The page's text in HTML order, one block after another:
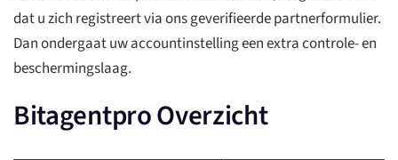
dat u zich registreert via ons geverifieerde partnerformulier.
Dan ondergaat uw accountinstelling een extra controle- en
beschermingslaag.
Bitagentpro Overzicht